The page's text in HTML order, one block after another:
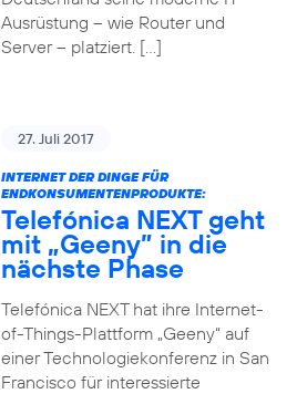
Ausrüstung – wie Router und
Server – platziert. […]
27. Juli 2017
INTERNET DER DINGE FÜR
ENDKONSUMENTENPRODUKTE:
Telefónica NEXT geht
mit „Geeny” in die
nächste Phase
Telefónica NEXT hat ihre Internet-
of-Things-Plattform „Geeny“ auf
einer Technologiekonferenz in San
Francisco für interessierte